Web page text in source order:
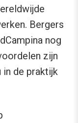
Bergers
nog
zijn
in de praktijk